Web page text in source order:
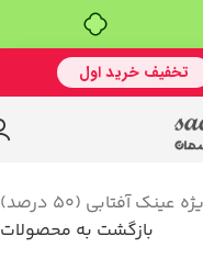
آفتابی (50 درصد)
بازگشت به محصولات